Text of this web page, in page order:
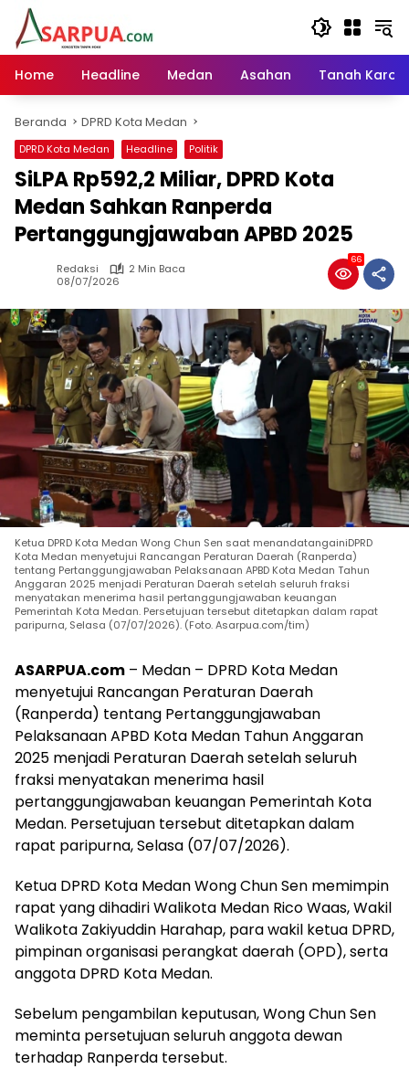
Langsung
konten
Home
Headline Medan Asahan Tanah Karo
Beranda DPRD Kota Medan
DPRD Kota Medan Headline Politik
SiLPA Rp592,2 Miliar, DPRD Kota
Medan Sahkan Ranperda
Pertanggungjawaban APBD 2025
Redaksi
2 Min Baca
08/07/2026
66
Ketua DPRD Kota Medan Wong Chun Sen saat menandatangainiDPRD
Kota Medan menyetujui Rancangan Peraturan Daerah (Ranperda)
tentang Pertanggungjawaban Pelaksanaan APBD Kota Medan Tahun
Anggaran 2025 menjadi Peraturan Daerah setelah seluruh fraksi
menyatakan menerima hasil pertanggungjawaban keuangan
Pemerintah Kota Medan. Persetujuan tersebut ditetapkan dalam rapat
paripurna, Selasa (07/07/2026). (Foto. Asarpua.com/tim)
ASARPUA.com – Medan – DPRD Kota Medan
menyetujui Rancangan Peraturan Daerah
(Ranperda) tentang Pertanggungjawaban
Pelaksanaan APBD Kota Medan Tahun Anggaran
2025 menjadi Peraturan Daerah setelah seluruh
fraksi menyatakan menerima hasil
pertanggungjawaban keuangan Pemerintah Kota
Medan. Persetujuan tersebut ditetapkan dalam
rapat paripurna, Selasa (07/07/2026).
Ketua DPRD Kota Medan Wong Chun Sen memimpin
rapat yang dihadiri Walikota Medan Rico Waas, Wakil
Walikota Zakiyuddin Harahap, para wakil ketua DPRD,
pimpinan organisasi perangkat daerah (OPD), serta
anggota DPRD Kota Medan.
Sebelum pengambilan keputusan, Wong Chun Sen
meminta persetujuan seluruh anggota dewan
terhadap Ranperda tersebut.